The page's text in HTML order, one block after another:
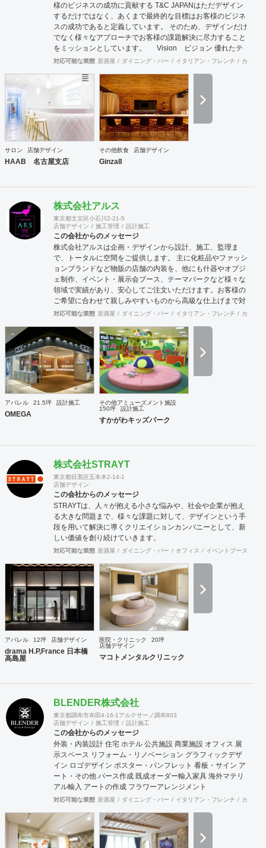
様のビジネスの成功に貢献する T&C JAPANはただデザイン
するだけではなく、あくまで最終的な目標はお客様のビジネ
スの成功であると定義しています。 そのため、デザインだけ
でなく様々なアプローチでお客様の課題解決に尽力すること
をミッションとしています。 Vision ビジョン 優れたテ
クノロジーとクリエイティブによる言語の壁を越えた空間デ
指します よりグローバルな視点で、世界の最先端のデザイン
をスタンダードに取り入れることで、 国境を越えて活躍し続
けるデザイン会社を目指します。 Value バリュー 感動・創
造・挑戦 感動：軽薄な流行を追わず、用途や目的に沿った本
質的に美しく成果の出るデザインを提供します 創造：最先端
の技術や概念を取り入れ、お客様と自身がワクワクするクリ
とらわれず、自身の限界を超えた挑戦を意識します
対応可能な業態 居酒屋 ダイニング・バー イタリアン・フレンチ カフェ
サロン 店舗デザイン
HAAB 名古屋支店
その他飲食 店舗デザイン
Ginza8
株式会社アルス
東京都文京区小石川2-21-5
店舗デザイン
施工管理 設計施工
この会社からのメッセージ
株式会社アルスは企画・デザインから設計、施工、監理ま
で、トータルに空間をご提供します。 主に化粧品やファッシ
ョンブランドなど物販の店舗の内装を、他にも什器やオブジ
ェ制作、イベント・展示会ブース、テーマパークなど様々な
領域で実績があり、安心してご注文いただけます。お客様の
ご希望に合わせて親しみやすいものから高級な仕上げまで対
応している事やこだわり・気配りが行き届いているとご好評
ェルフィーさんを通じてこれまでお会いしてこなかったお客
様に知っていただけるよう参加致しました。 よろしくお願い
します。
対応可能な業態 居酒屋 ダイニング・バー イタリアン・フレンチ カフェ
アパレル 21.5坪 設計施工
OMEGA
その他アミューズメント施設
150坪
設計施工
すかがわキッズパーク
株式会社STRAYT
東京都目黒区五本木2-14-1
店舗デザイン
この会社からのメッセージ
STRAYTは、人々が抱える小さな悩みや、社会や企業が抱え
る大きな問題まで、様々な課題に対して、デザインという手
段を用いて解決に導くクリエイションカンパニーとして、新
しい価値を創り続けていきます。
対応可能な業態 居酒屋 ダイニング・バー オフィス イベントブース・シ
アパレル 12坪 店舗デザイン
drama H.P,France 日本橋
高島屋
医院・クリニック
20坪
店舗デザイン
マコトメンタルクリニック
BLENDER株式会社
東京都調布市布田4-16-1アルテサーノ調布803
店舗デザイン
施工管理 設計施工
この会社からのメッセージ
外装・内装設計 住宅 ホテル 公共施設 商業施設 オフィス 展
示スペース リフォーム・リノベーション グラフィックデザ
イン ロゴデザイン ポスター・パンフレット 看板・サイン ア
ート・その他 パース作成 既成オーダー輸入家具 海外マテリ
アル輸入 アートの作成 フラワーアレンジメント
対応可能な業態 居酒屋 ダイニング・バー イタリアン・フレンチ カフェ